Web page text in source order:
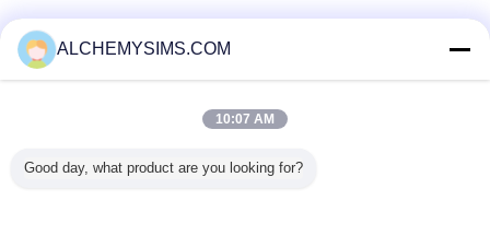
Trust Seal
Verified Suplier
모든 제품
ALCHEMYSIMS.COM
10:07 AM
Good day, what product are you looking for?